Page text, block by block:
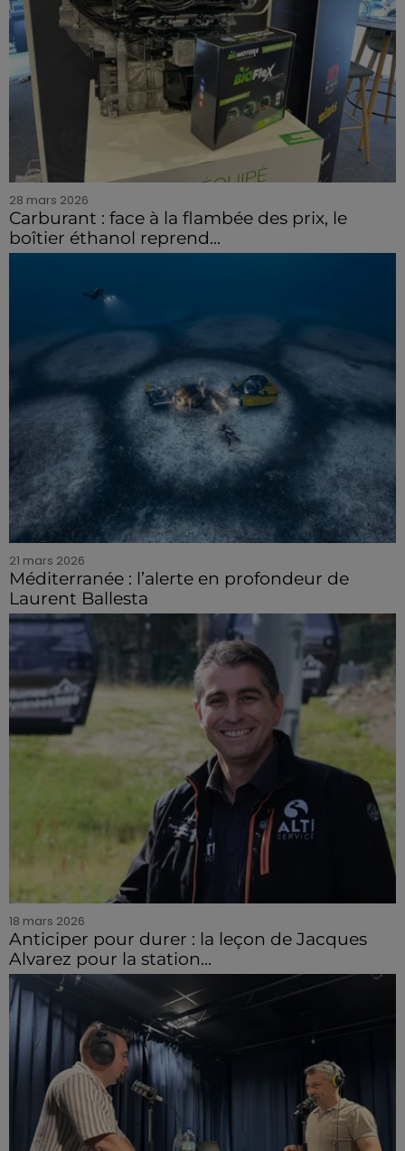
28 mars 2026
Carburant : face à la flambée des prix, le
boîtier éthanol reprend...
21 mars 2026
Méditerranée : l’alerte en profondeur de
Laurent Ballesta
18 mars 2026
Anticiper pour durer : la leçon de Jacques
Alvarez pour la station...